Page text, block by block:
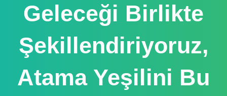
Geleceği Birlikte
Şekillendiriyoruz,
Atama Yeşilini Bu